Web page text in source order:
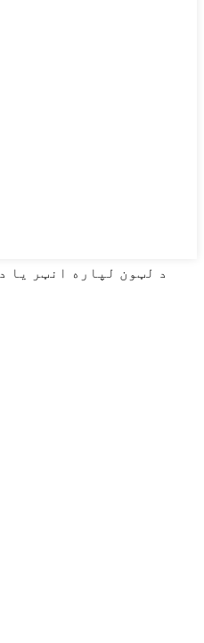
د لټون لپاره انټر یا د